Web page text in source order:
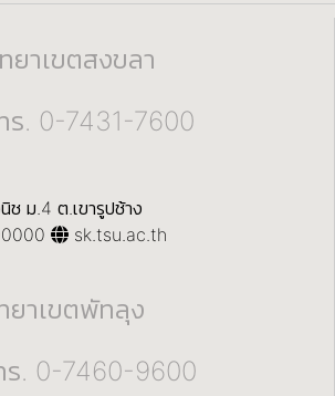
ยาเขตสงขลา
ร. 0-7431-7600
ม.4 ต.เขารูปช้าง
sk.tsu.ac.th
ยาเขตพัทลุง
ร. 0-7460-9600